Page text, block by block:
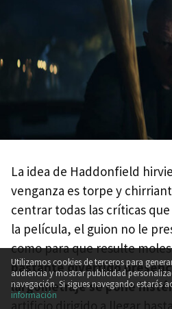
La idea de Haddonfield
venganza es torpe y
centrar todas las críticas
la película, el guion no le
como para que resulte
bastante divertido
largometraje se pone
artificio dirigido a llegar
Utilizamos cookies de terceros para
audiencia y mostrar publicidad
navegación. Si sigues navegando estarás
información